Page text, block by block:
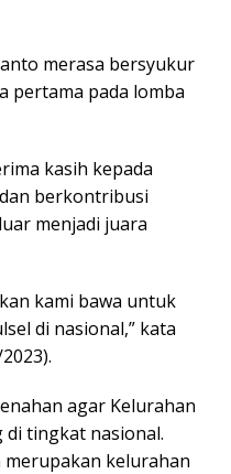
merasa bersyukur
pertama pada lomba
kasih kepada
berkontribusi
menjadi juara
kami bawa untuk
di nasional,” kata
agar Kelurahan
di tingkat nasional.
merupakan kelurahan